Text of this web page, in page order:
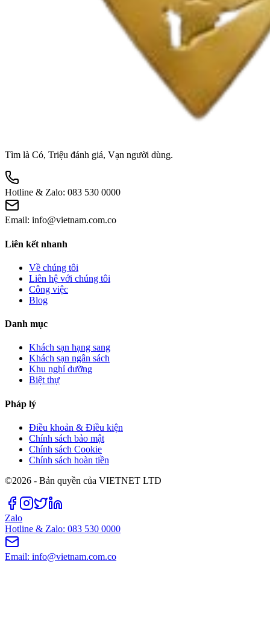
Tìm là Có, Triệu đánh giá, Vạn người dùng.
Hotline & Zalo: 083 530 0000
Email: info@vietnam.com.co
Liên kết nhanh
Về chúng tôi
Liên hệ với chúng tôi
Công việc
Blog
Danh mục
Khách sạn hạng sang
Khách sạn ngân sách
Khu nghỉ dưỡng
Biệt thự
Pháp lý
Điều khoản & Điều kiện
Chính sách bảo mật
Chính sách Cookie
Chính sách hoàn tiền
©2026 - Bản quyền của VIETNET LTD
Zalo
Hotline & Zalo: 083 530 0000
Email: info@vietnam.com.co